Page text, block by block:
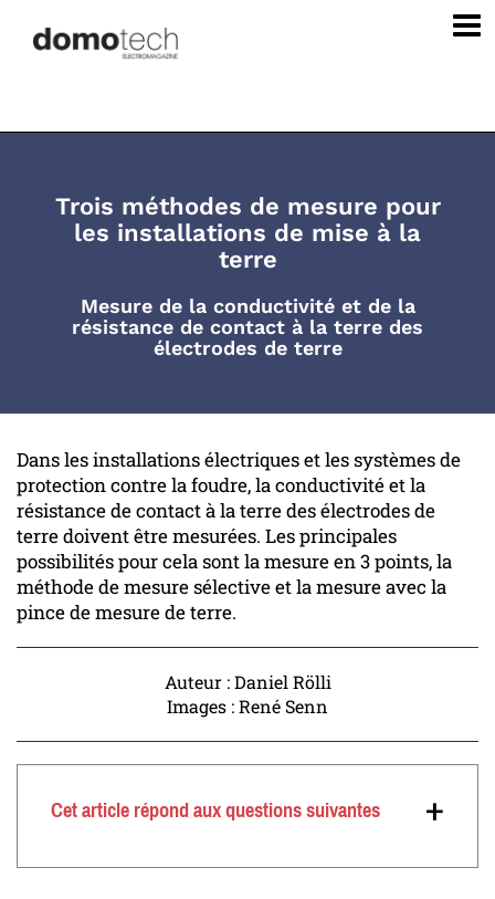
Trois méthodes de mesure pour
les installations de mise à la
terre
Mesure de la conductivité et de la
résistance de contact à la terre des
électrodes de terre
Dans les installations électriques et les systèmes de
protection contre la foudre, la conductivité et la
résistance de contact à la terre des électrodes de
terre doivent être mesurées. Les principales
possibilités pour cela sont la mesure en 3 points, la
méthode de mesure sélective et la mesure avec la
pince de mesure de terre.
Auteur : Daniel Rölli
Images : René Senn
+
Cet article répond aux questions suivantes